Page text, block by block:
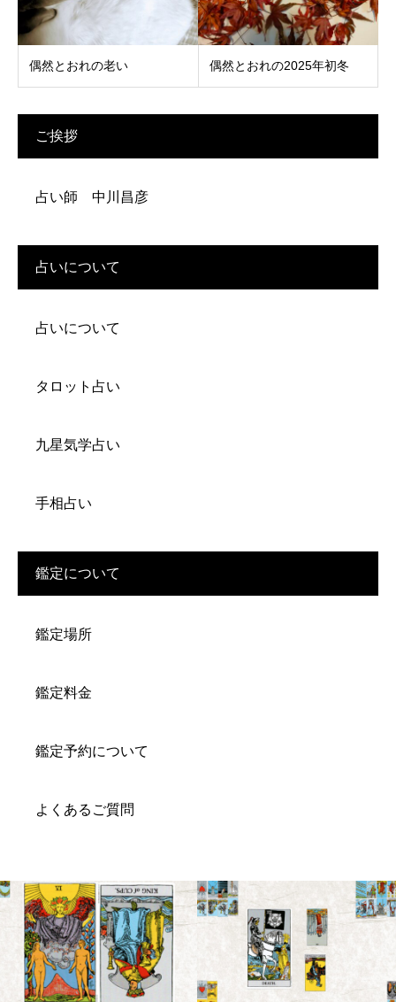
偶然とおれの老い 偶然とおれの2025年初冬
ご挨拶
占い師 中川昌彦
占いについて
占いについて
タロット占い
九星気学占い
手相占い
鑑定について
鑑定場所
鑑定料金
鑑定予約について
よくあるご質問